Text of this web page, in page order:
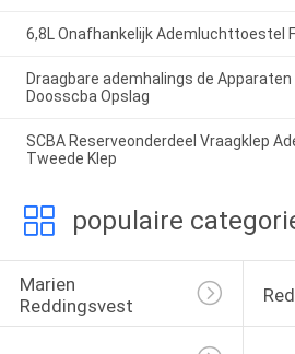
6,8L Onafhankelijk Ademluchttoestel
Draagbare ademhalings de
Doosscba Opslag
SCBA Reserveonderdeel Vraagklep
Tweede Klep
populaire
Marien
Reddingsvest